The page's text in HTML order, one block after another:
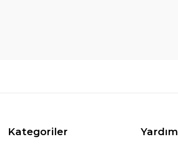
Kategoriler Yardım